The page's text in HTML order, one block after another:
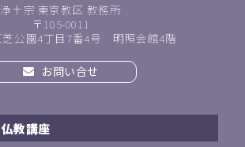
浄土宗 東京教区 教務所
〒105-0011
芝公園4丁目7番4号 明照会館4階
お問い合せ
教講座